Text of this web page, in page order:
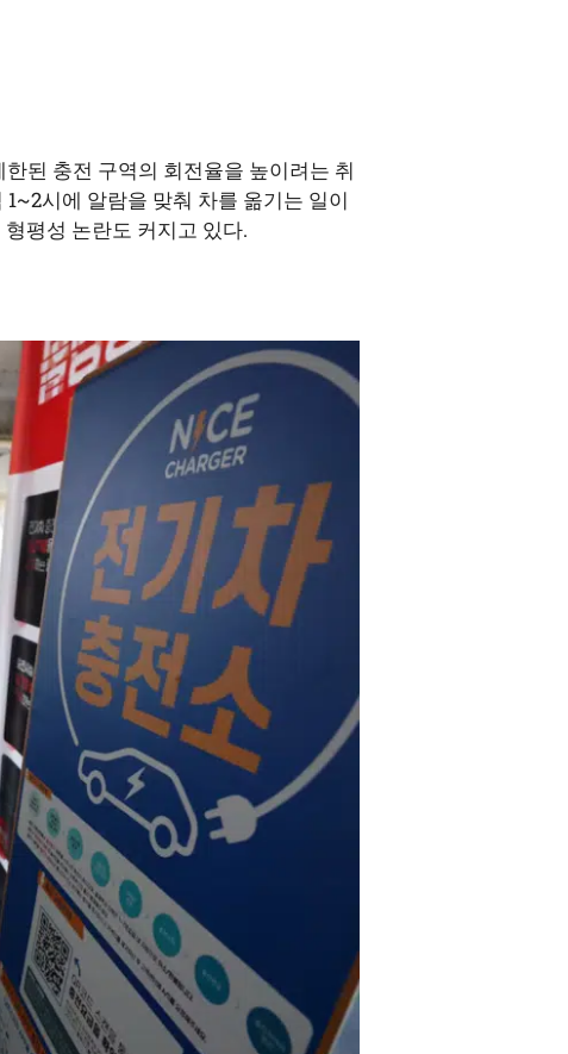
된 충전 구역의 회전율을 높이려는 취
시에 알람을 맞춰 차를 옮기는 일이
평성 논란도 커지고 있다.